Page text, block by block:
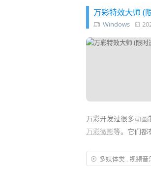
万彩特效大师 (
Windows
万彩开发过很多动画
万彩微影等。它们都
这次另一款全新开
Effect)，可直线提升
多媒体类 ,视频音